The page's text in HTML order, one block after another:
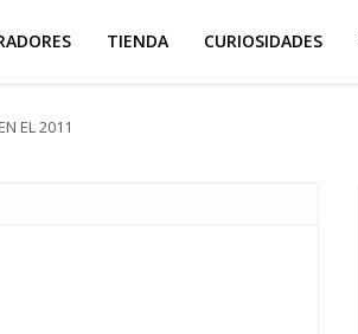
TIENDA CURIOSIDADES
EL 2011